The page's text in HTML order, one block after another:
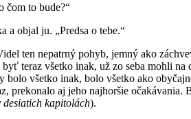
čom to bude?“
a objal ju. „Predsa o tebe.“
ten nepatrný pohyb, jemný ako
teraz všetko inak, už zo seba mohli
bolo všetko inak, bolo všetko ako
prekonalo aj jeho najhoršie
desiatich kapitolách).